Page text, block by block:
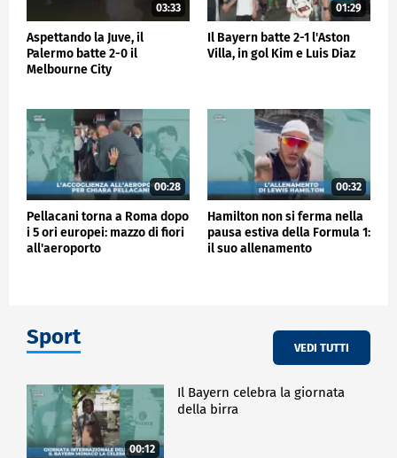
03:33
Aspettando la Juve, il
Palermo batte 2-0 il
Melbourne City
01:29
Il Bayern batte 2-1 l'Aston
Villa, in gol Kim e Luis Diaz
00:28
Pellacani torna a Roma dopo
i 5 ori europei: mazzo di fiori
all'aeroporto
00:32
Hamilton non si ferma nella
pausa estiva della Formula 1:
il suo allenamento
Sport VEDI TUTTI
00:12
Il Bayern celebra la giornata
della birra